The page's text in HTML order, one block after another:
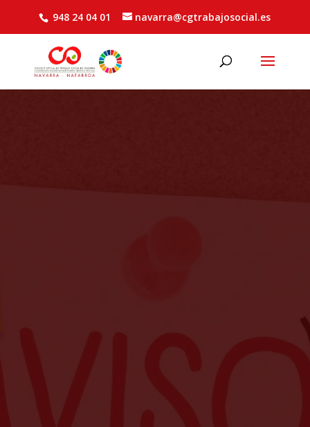
948 24 04 01 navarra@cgtrabajosocial.es